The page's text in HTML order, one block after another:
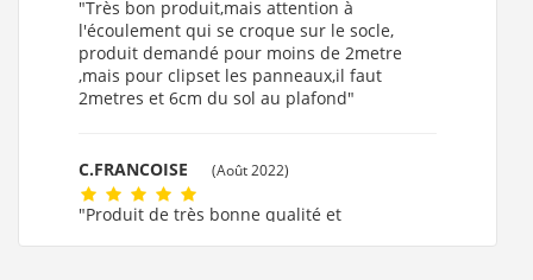
"Très bon produit,mais attention à
l'écoulement qui se croque sur le socle,
produit demandé pour moins de 2metre
,mais pour clipset les panneaux,il faut
2metres et 6cm du sol au plafond"
C.FRANCOISE (Août 2022)
"Produit de très bonne qualité et